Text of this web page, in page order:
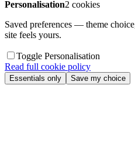
Personalisation2 cookies
Saved preferences — theme
site feels yours.
Toggle Personalisation
Read full cookie policy
Essentials only Save my choice